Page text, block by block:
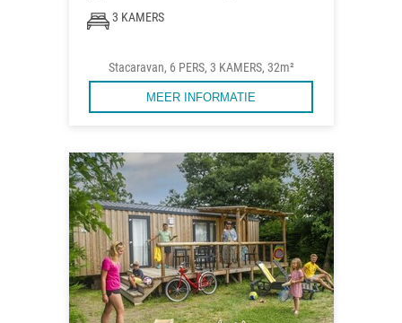
3 KAMERS
Stacaravan, 6 PERS, 3 KAMERS, 32m²
MEER INFORMATIE